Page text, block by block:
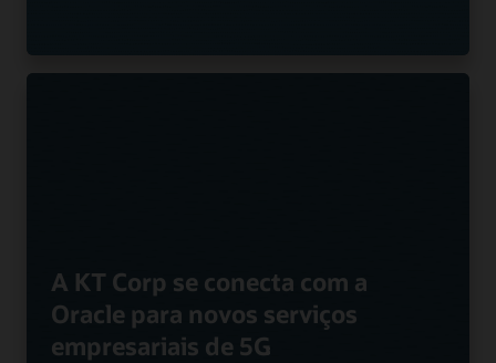
A KT Corp se conecta com a
Oracle para novos serviços
empresariais de 5G